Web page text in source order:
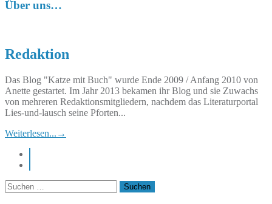
Über uns…
Redaktion
Das Blog "Katze mit Buch" wurde Ende 2009 / Anfang 2010 von
Anette gestartet. Im Jahr 2013 bekamen ihr Blog und sie Zuwachs
von mehreren Redaktionsmitgliedern, nachdem das Literaturportal
Lies-und-lausch seine Pforten...
Weiterlesen... →
Suchen
nach: